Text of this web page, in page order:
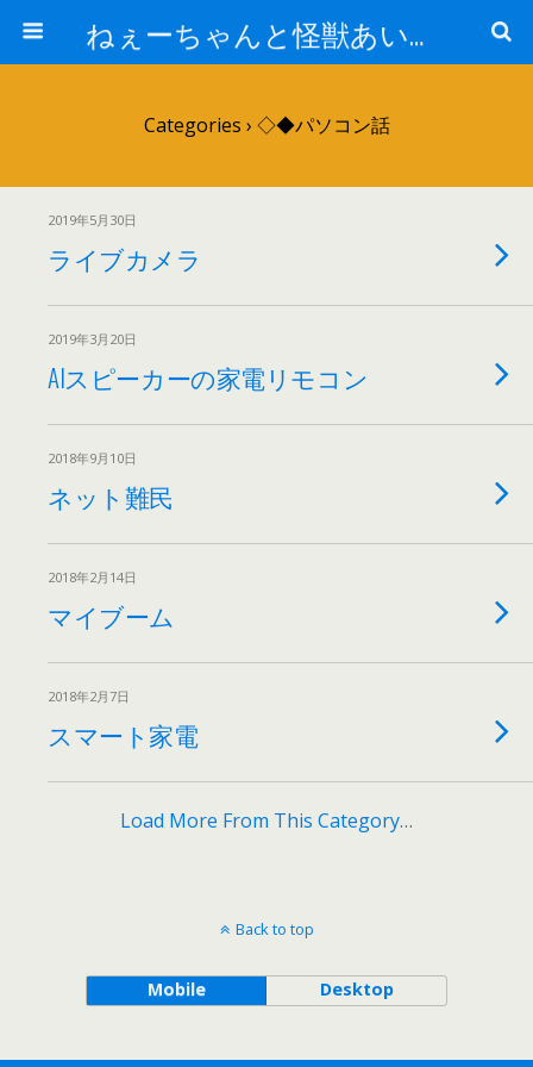
ねぇーちゃんと怪獣あいの怒涛の日々
Categories › ◇◆パソコン話
2019年5月30日
ライブカメラ
2019年3月20日
AIスピーカーの家電リモコン
2018年9月10日
ネット難民
2018年2月14日
マイブーム
2018年2月7日
スマート家電
Load More From This Category…
Back to top
Mobile Desktop